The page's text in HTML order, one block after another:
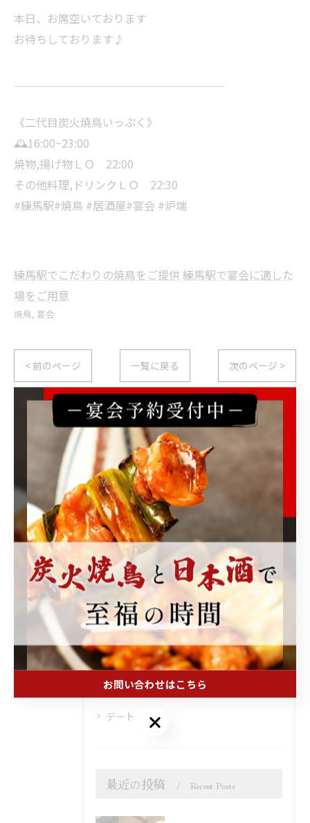
本日、お席空いております
お待ちしております♪
《二代目炭火焼鳥いっぷく》
🕰️16:00~23:00
焼物,揚げ物ＬＯ 22:00
その他料理,ドリンクＬＯ 22:30
#練馬駅#焼鳥 #居酒屋#宴会 #炉端
練馬駅でこだわりの焼鳥をご提供練馬駅で宴会に適した
場をご用意
焼鳥 宴会
< 前のページ 一覧に戻る 次のページ >
関連タグ
#練馬駅 #居酒屋
カテゴリー Categories
全てのカテゴリー
宴会
焼鳥
日本酒
接待
デート
最近の投稿 Recent Posts
お問い合わせはこちら
お問い合わせはこちら